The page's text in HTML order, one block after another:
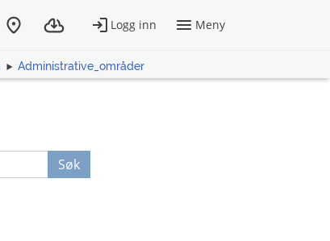
Administrative_områder
Søk